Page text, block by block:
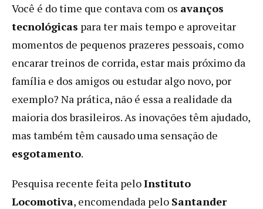
Você é do time que contava com os avanços
tecnológicas para ter mais tempo e aproveitar
momentos de pequenos prazeres pessoais, como
encarar treinos de corrida, estar mais próximo da
família e dos amigos ou estudar algo novo, por
exemplo? Na prática, não é essa a realidade da
maioria dos brasileiros. As inovações têm ajudado,
mas também têm causado uma sensação de
esgotamento.
Pesquisa recente feita peloInstituto
Locomotiva, encomendada pelo Santander